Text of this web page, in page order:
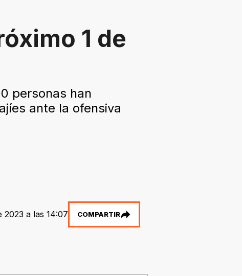
1 de
personas han
ante la ofensiva
2023 a las 14:07 COMPARTIR